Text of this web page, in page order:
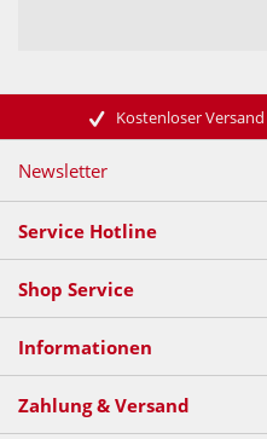
Kostenloser
Newsletter
Service Hotline
Shop Service
Informationen
Zahlung & Versand